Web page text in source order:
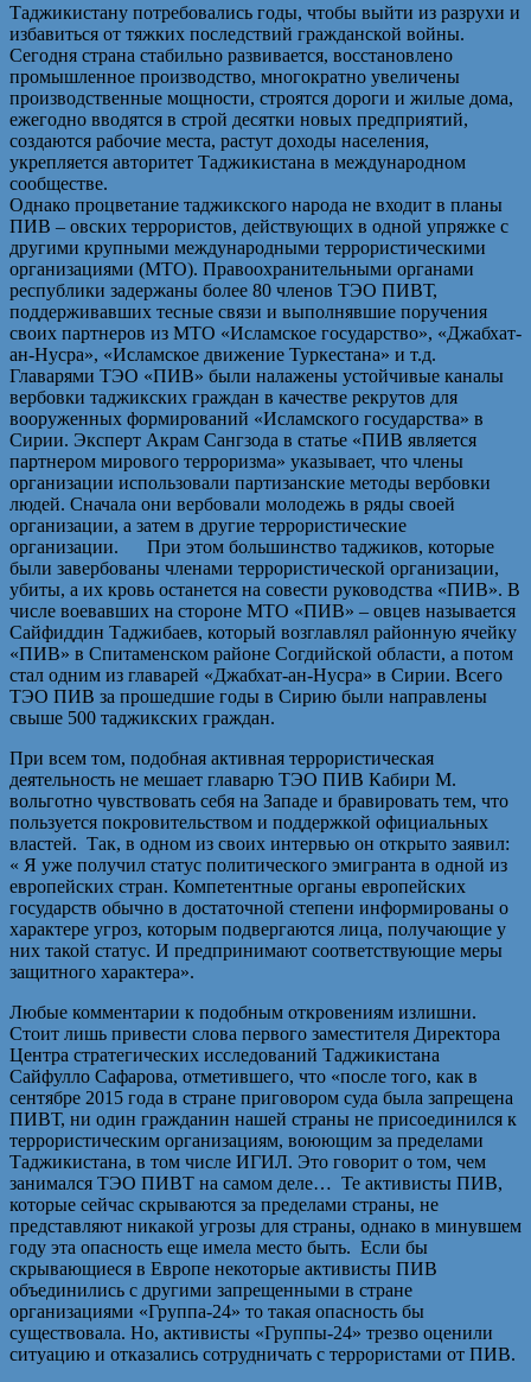
Таджикистану потребовались годы, чтобы выйти из разрухи и
избавиться от тяжких последствий гражданской войны.
Сегодня страна стабильно развивается, восстановлено
промышленное производство, многократно увеличены
производственные мощности, строятся дороги и жилые дома,
ежегодно вводятся в строй десятки новых предприятий,
создаются рабочие места, растут доходы населения,
укрепляется авторитет Таджикистана в международном
сообществе.
Однако процветание таджикского народа не входит в планы
ПИВ – овских террористов, действующих в одной упряжке с
другими крупными международными террористическими
организациями (МТО). Правоохранительными органами
республики задержаны более 80 членов ТЭО ПИВТ,
поддерживавших тесные связи и выполнявшие поручения
своих партнеров из МТО «Исламское государство», «Джабхат-
ан-Нусра», «Исламское движение Туркестана» и т.д.
Главарями ТЭО «ПИВ» были налажены устойчивые каналы
вербовки таджикских граждан в качестве рекрутов для
вооруженных формирований «Исламского государства» в
Сирии. Эксперт Акрам Сангзода в статье «ПИВ является
партнером мирового терроризма» указывает, что члены
организации использовали партизанские методы вербовки
людей. Сначала они вербовали молодежь в ряды своей
организации, а затем в другие террористические
организации. При этом большинство таджиков, которые
были завербованы членами террористической организации,
убиты, а их кровь останется на совести руководства «ПИВ». В
числе воевавших на стороне МТО «ПИВ» – овцев называется
Сайфиддин Таджибаев, который возглавлял районную ячейку
«ПИВ» в Спитаменском районе Согдийской области, а потом
стал одним из главарей «Джабхат-ан-Нусра» в Сирии. Всего
ТЭО ПИВ за прошедшие годы в Сирию были направлены
свыше 500 таджикских граждан.
При всем том, подобная активная террористическая
деятельность не мешает главарю ТЭО ПИВ Кабири М.
вольготно чувствовать себя на Западе и бравировать тем, что
пользуется покровительством и поддержкой официальных
властей. Так, в одном из своих интервью он открыто заявил:
« Я уже получил статус политического эмигранта в одной из
европейских стран. Компетентные органы европейских
государств обычно в достаточной степени информированы о
характере угроз, которым подвергаются лица, получающие у
них такой статус. И предпринимают соответствующие меры
защитного характера».
Любые комментарии к подобным откровениям излишни.
Стоит лишь привести слова первого заместителя Директора
Центра стратегических исследований Таджикистана
Сайфулло Сафарова, отметившего, что «после того, как в
сентябре 2015 года в стране приговором суда была запрещена
ПИВТ, ни один гражданин нашей страны не присоединился к
террористическим организациям, воюющим за пределами
Таджикистана, в том числе ИГИЛ. Это говорит о том, чем
занимался ТЭО ПИВТ на самом деле… Те активисты ПИВ,
которые сейчас скрываются за пределами страны, не
представляют никакой угрозы для страны, однако в минувшем
году эта опасность еще имела место быть. Если бы
скрывающиеся в Европе некоторые активисты ПИВ
объединились с другими запрещенными в стране
организациями «Группа-24» то такая опасность бы
существовала. Но, активисты «Группы-24» трезво оценили
ситуацию и отказались сотрудничать с террористами от ПИВ.